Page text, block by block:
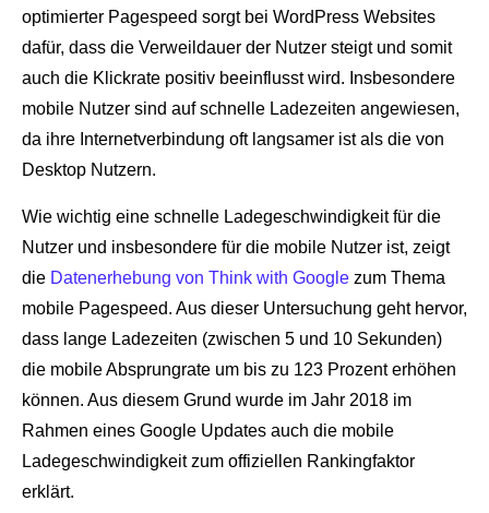
optimierter Pagespeed sorgt bei WordPress Websites
dafür, dass die Verweildauer der Nutzer steigt und somit
auch die Klickrate positiv beeinflusst wird. Insbesondere
mobile Nutzer sind auf schnelle Ladezeiten angewiesen,
da ihre Internetverbindung oft langsamer ist als die von
Desktop Nutzern.
Wie wichtig eine schnelle Ladegeschwindigkeit für die
Nutzer und insbesondere für die mobile Nutzer ist, zeigt
die Datenerhebung von Think with Google zum Thema
mobile Pagespeed. Aus dieser Untersuchung geht hervor,
dass lange Ladezeiten (zwischen 5 und 10 Sekunden)
die mobile Absprungrate um bis zu 123 Prozent erhöhen
können. Aus diesem Grund wurde im Jahr 2018 im
Rahmen eines Google Updates auch die mobile
Ladegeschwindigkeit zum offiziellen Rankingfaktor
erklärt.